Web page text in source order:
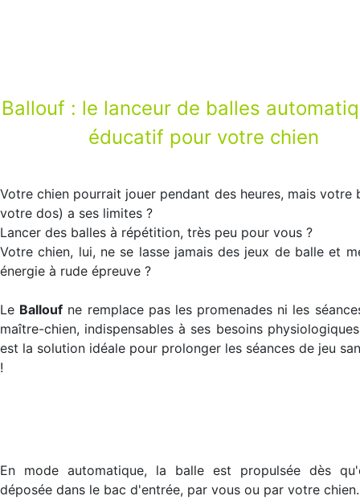
Ballouf : le lanceur de balles automati
éducatif pour votre chien
Votre chien pourrait jouer pendant des heures, mais votre
votre dos) a ses limites ?
Lancer des balles à répétition, très peu pour vous ?
Votre chien, lui, ne se lasse jamais des jeux de balle et
énergie à rude épreuve ?
Le Ballouf ne remplace pas les promenades ni les
maître-chien, indispensables à ses besoins
est la solution idéale pour prolonger les séances de jeu
!
En mode automatique, la balle est propulsée dès
déposée dans le bac d'entrée, par vous ou par votre chien.